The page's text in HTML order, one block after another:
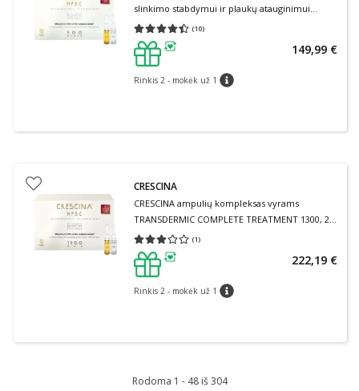
slinkimo stabdymui ir plaukų atauginimui
TRANSDERMIC COMPLETE TREATMENT HFSC
500 (10 + 10), 20 ampulių
(10)
Vidutinis įvertinimas 4.40
patarimas
Rinkis 2 - mokėk už 1 patarimas
149,99 €
CRESCINA
CRESCINA ampulių kompleksas vyrams
TRANSDERMIC COMPLETE TREATMENT 1300, 20
ampulių
(1)
Vidutinis įvertinimas 3.00
patarimas
Rinkis 2 - mokėk už 1 patarimas
222,19 €
Rodoma 1 - 48 iš 304